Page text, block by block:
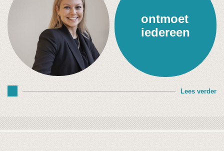
ontmoet
iedereen
Lees verder